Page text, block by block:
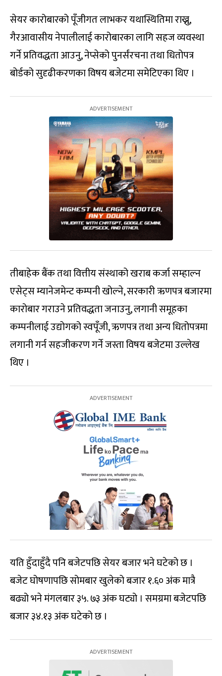
सेयर कारोबारको पूँजीगत लाभकर यथास्थितिमा राख्नु,
गैरआवासीय नेपालीलाई कारोबारका लागि सहज व्यवस्था
गर्ने प्रतिवद्धता आउनु, नेप्सेको पुनर्संरचना तथा धितोपत्र
बोर्डको सुदृढीकरणका विषय बजेटमा समेटिएका थिए ।
तीबाहेक बैंक तथा वित्तीय संस्थाको खराब कर्जा सम्हाल्न
एसेट्स म्यानेजमेन्ट कम्पनी खोल्ने, सरकारी ऋणपत्र बजारमा
कारोबार गराउने प्रतिवद्धता जनाउनु, लगानी समूहका
कम्पनीलाई उद्योगको स्वपूँजी, ऋणपत्र तथा अन्य धितोपत्रमा
लगानी गर्न सहजीकरण गर्ने जस्ता विषय बजेटमा उल्लेख
थिए ।
यति हुँदाहुँदै पनि बजेटपछि सेयर बजार भने घटेको छ ।
बजेट घोषणापछि सोमबार खुलेको बजार १.६० अंक मात्रै
बढ्यो भने मंगलबार ३५. ७३ अंक घट्यो । समग्रमा बजेटपछि
बजार ३४.१३ अंक घटेको छ ।